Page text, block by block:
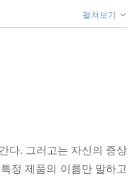
펼쳐보기
다. 그러고는 자신의 증상
정 제품의 이름만 말하고